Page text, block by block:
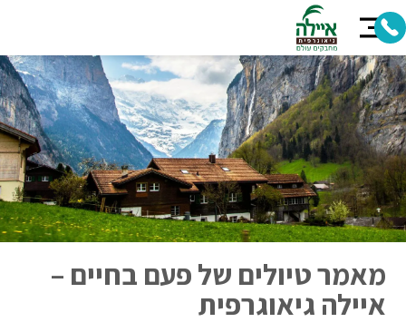
מאמר טיולים של פעם בחיים –
איילה גיאוגרפית